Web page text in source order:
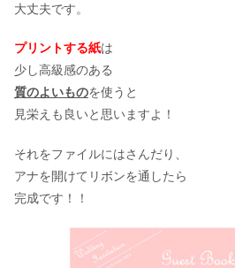
大丈夫です。
プリントする紙は
少し高級感のある
質のよいものを使うと
見栄えも良いと思いますよ！
それをファイルにはさんだり、
アナを開けてリボンを通したら
完成です！！